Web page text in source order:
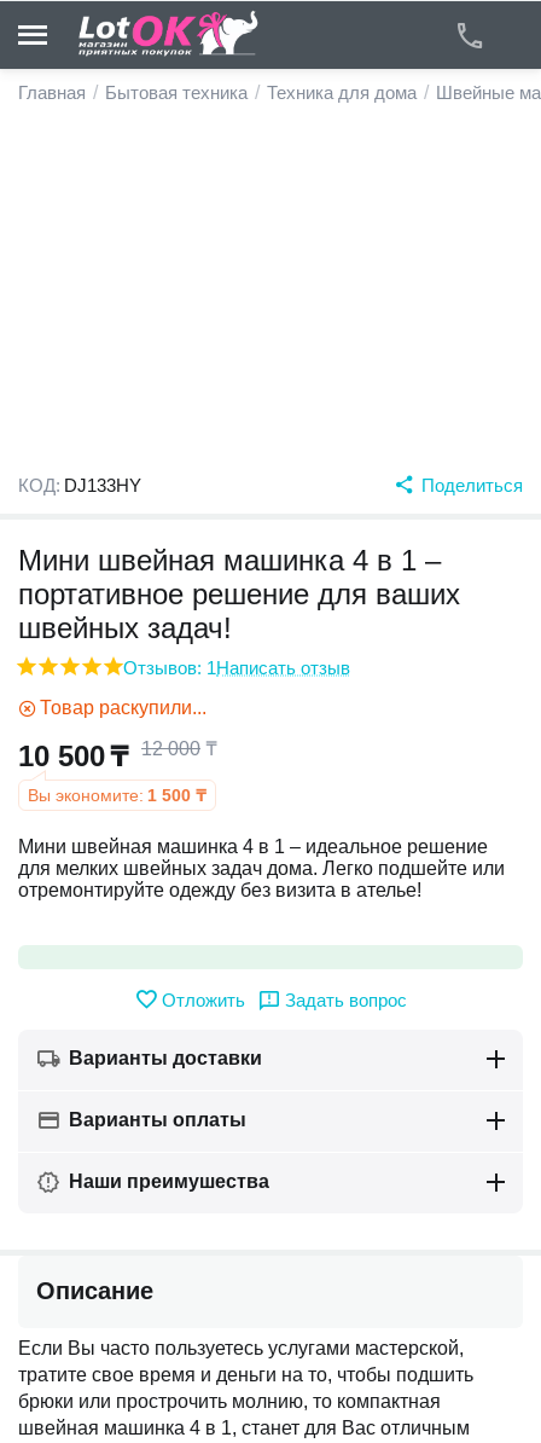
Главная / Бытовая техника / Техника для дома / Швейные
КОД: DJ133HY Поделиться
Мини швейная машинка 4 в 1 –
портативное решение для ваших
швейных задач!
Отзывов: 1Написать отзыв
Товар раскупили...
10 500₸ 12 000 ₸
Вы экономите: 1 500 ₸
Мини швейная машинка 4 в 1 – идеальное решение
для мелких швейных задач дома. Легко подшейте или
отремонтируйте одежду без визита в ателье!
Отложить Задать вопрос
Варианты доставки
Варианты оплаты
Наши преимушества
Описание
Если Вы часто пользуетесь услугами мастерской,
тратите свое время и деньги на то, чтобы подшить
брюки или прострочить молнию, то компактная
швейная машинка 4 в 1, станет для Вас отличным